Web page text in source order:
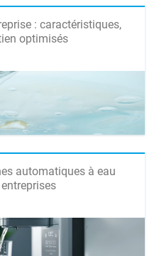
: caractéristiques,
optimisés
automatiques à eau